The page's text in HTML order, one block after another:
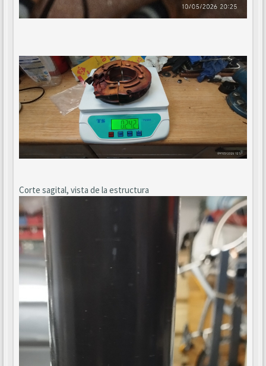
Corte sagital, vista de la estructura